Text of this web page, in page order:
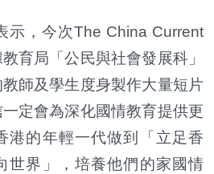
，今次The China Current
育局「公民與社會發展科」
師及學生度身製作大量短片
定會為深化國情教育提供更
港的年輕一代做到「立足香
世界」，培養他們的家國情